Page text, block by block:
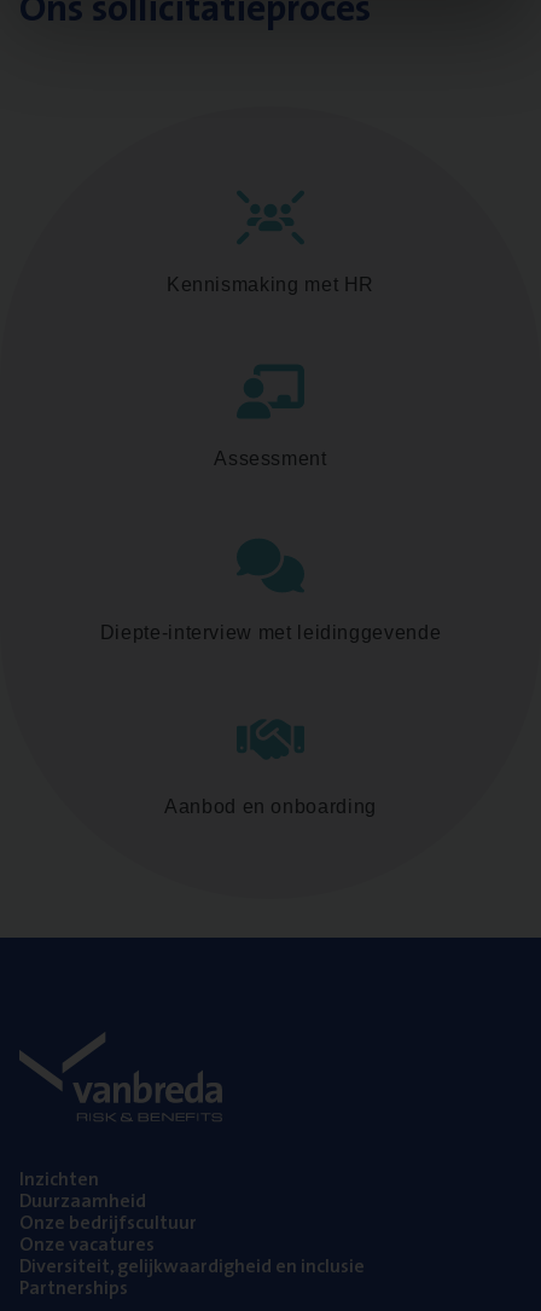
Kennismaking met HR
Assessment
Diepte-interview met leidinggevende
Aanbod en onboarding
Inzich­ten
Duur­zaam­heid
Onze bedrijfs­cul­tuur
Onze vaca­tu­res
Diver­si­teit, gelijk­waar­dig­heid en inclusie
Part­ner­ships